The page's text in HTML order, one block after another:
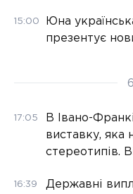
15:00
Юна
презентує
17:05
В Івано-
виставку, яка
стереотипів.
16:39
Державні